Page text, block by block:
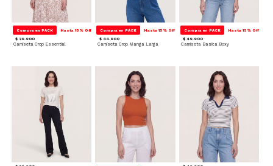
Compra en PACK Hasta 15% Off
$ 39.900
Camiseta Crop Essential
Compra en PACK Hasta 15% Off
$ 44.900
Camiseta Crop Manga Larga
Compra en PACK Hasta 15% Off
$ 49.900
Camiseta Basica Boxy